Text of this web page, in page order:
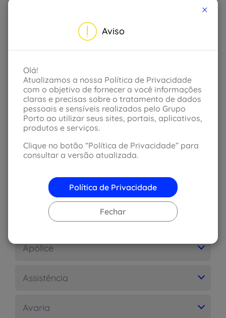
Acidente de trânsito
Acidente pessoal
Acidente pessoal de passageiros
Adesão
Aditivo
Agravação de risco
Análise de risco
Apólice
Assistência
Avaria
Aviso
×
Olá!
Atualizamos a nossa Política de Privacidade
com o objetivo de fornecer a você informações
claras e precisas sobre o tratamento de dados
pessoais e sensíveis realizados pelo Grupo
Porto ao utilizar seus sites, portais, aplicativos,
produtos e serviços.
Clique no botão “Política de Privacidade” para
consultar a versão atualizada.
Política de Privacidade
Fechar